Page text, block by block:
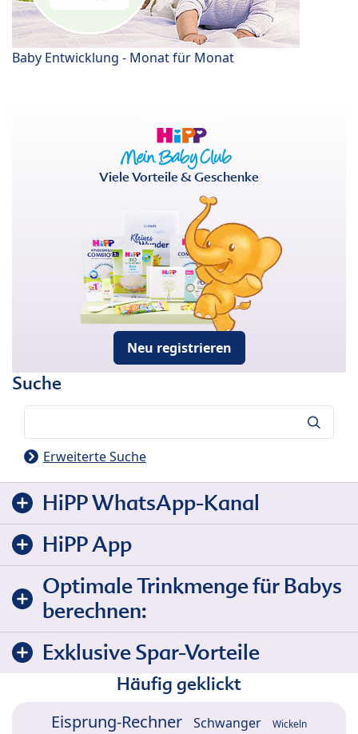
Baby Entwicklung - Monat für Monat
Viele Vorteile & Geschenke
Neu registrieren
Suche
Erweiterte Suche
HiPP WhatsApp-Kanal
HiPP App
Optimale Trinkmenge für Babys
berechnen:
Exklusive Spar-Vorteile
Häufig geklickt
Eisprung-Rechner Schwanger Wickeln